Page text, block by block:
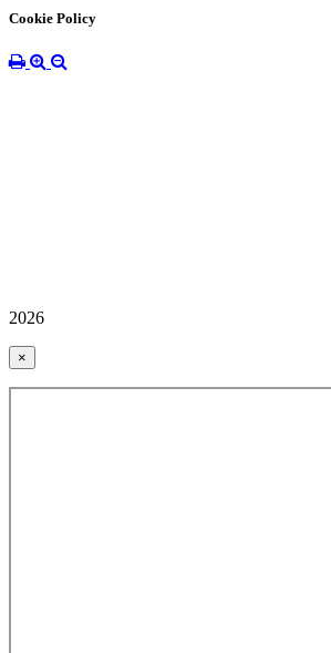
Cookie Policy
2026
×